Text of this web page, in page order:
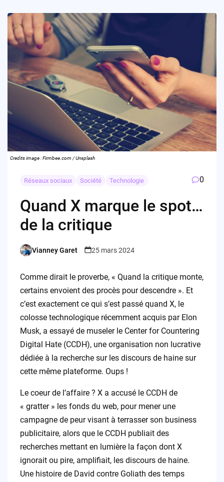
Credits image : Firmbee.com / Unsplash
Réseaux sociaux Société Technologie 0
Quand X marque le spot…
de la critique
Posted
Vianney Garet 25 mars 2024
Comme dirait le proverbe, « Quand la critique monte,
certains envoient des procès pour descendre ». Et
c’est exactement ce qui s’est passé quand X, le
colosse technologique récemment acquis par Elon
Musk, a essayé de museler le Center for Countering
Digital Hate (CCDH), une organisation non lucrative
dédiée à la recherche sur les discours de haine sur
cette même plateforme. Oups !
Le coeur de l’affaire ? X a accusé le CCDH de
« gratter » les fonds du web, pour mener une
campagne de peur visant à terrasser son business
publicitaire, alors que le CCDH publiait des
recherches mettant en lumière la façon dont X
ignorait ou pire, amplifiait, les discours de haine.
Une histoire de David contre Goliath des temps